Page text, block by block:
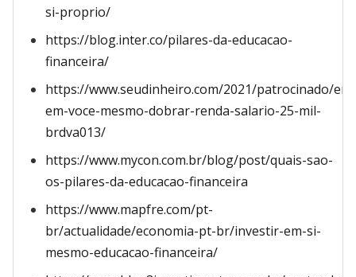
si-proprio/
https://blog.inter.co/pilares-da-educacao-
financeira/
https://www.seudinheiro.com/2021/patrocinado/
em-voce-mesmo-dobrar-renda-salario-25-mil-
brdva013/
https://www.mycon.com.br/blog/post/quais-sao-
os-pilares-da-educacao-financeira
https://www.mapfre.com/pt-
br/actualidade/economia-pt-br/investir-em-si-
mesmo-educacao-financeira/